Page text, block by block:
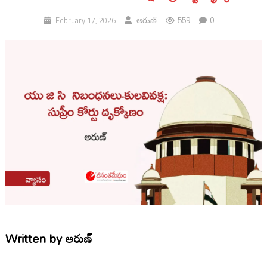
February 17, 2026 అరుణ్ 559 0
Written byఅరుణ్